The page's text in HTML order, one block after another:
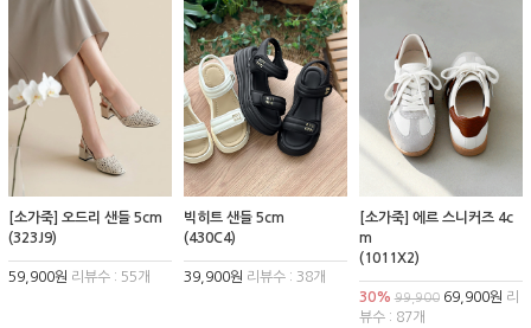
[소가죽] 오드리 샌들 5cm
(323J9)
59,900원 리뷰수 : 55개
빅히트 샌들 5cm
(430C4)
39,900원 리뷰수 : 38개
[소가죽] 에르 스니커즈 4c
m
(1011X2)
30% 99,90069,900원 리
뷰수 : 87개